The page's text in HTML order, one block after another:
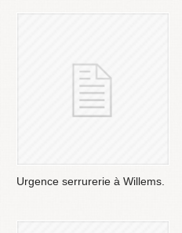
Urgence serrurerie à Willems.